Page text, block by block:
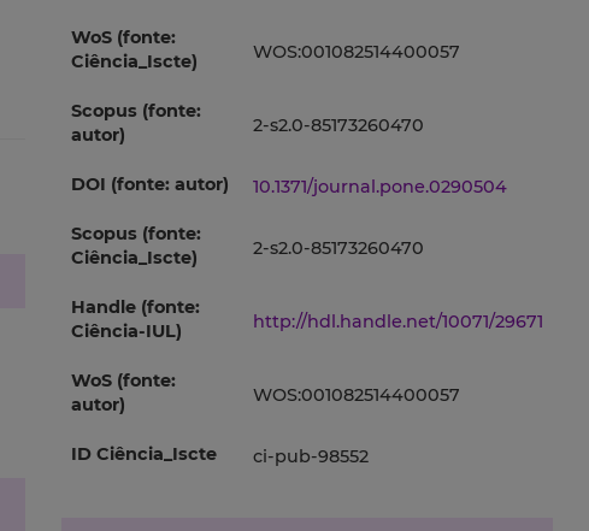
WoS (fonte:
Ciência_Iscte)
WOS:001082514400057
Scopus (fonte:
autor)
2-s2.0-85173260470
DOI (fonte: autor) 10.1371/journal.pone.0290504
Scopus (fonte:
Ciência_Iscte)
2-s2.0-85173260470
Handle (fonte:
Ciência-IUL)
http://hdl.handle.net/10071/29671
WoS (fonte:
autor)
WOS:001082514400057
ID Ciência_Iscte ci-pub-98552